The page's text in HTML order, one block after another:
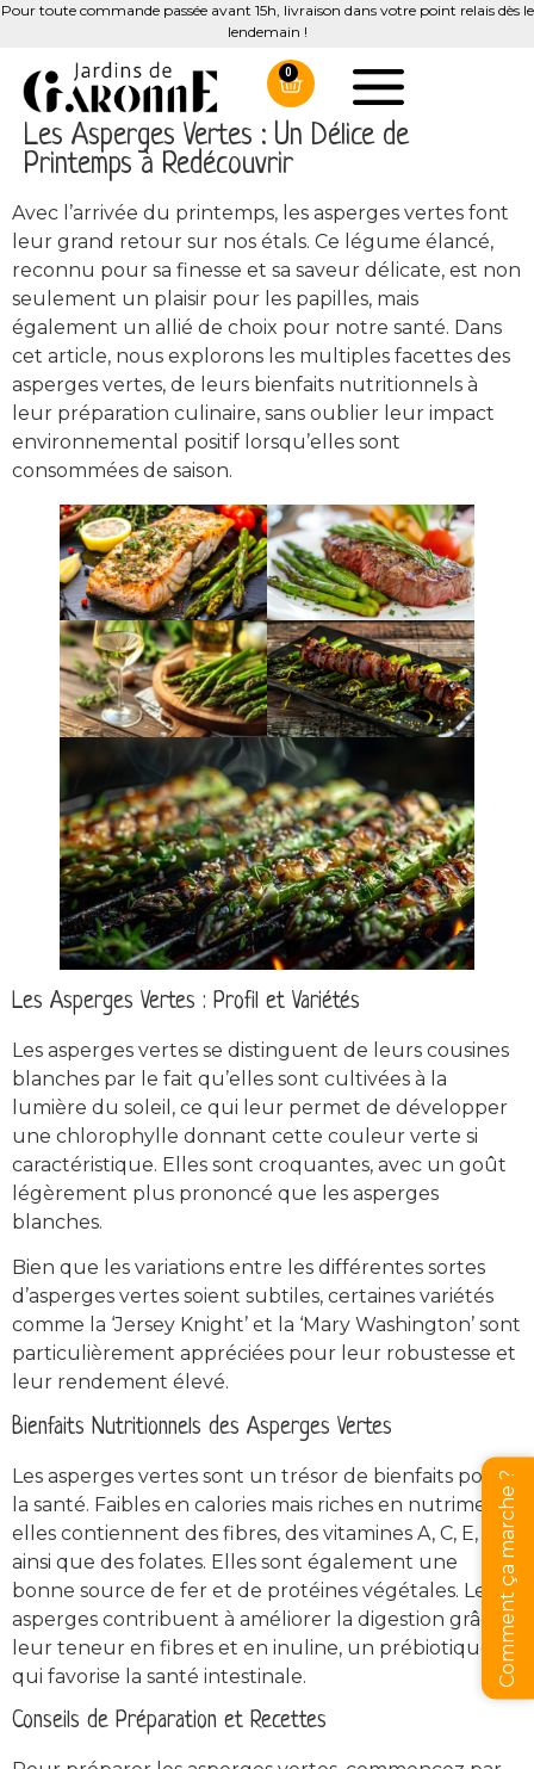
Pour toute commande passée avant 15h, livraison dans votre point relais dès le
lendemain !
0
Les Asperges Vertes : Un Délice de
Printemps à Redécouvrir
Avec l’arrivée du printemps, les asperges vertes font
leur grand retour sur nos étals. Ce légume élancé,
reconnu pour sa finesse et sa saveur délicate, est non
seulement un plaisir pour les papilles, mais
également un allié de choix pour notre santé. Dans
cet article, nous explorons les multiples facettes des
asperges vertes, de leurs bienfaits nutritionnels à
leur préparation culinaire, sans oublier leur impact
environnemental positif lorsqu’elles sont
consommées de saison.
Les Asperges Vertes : Profil et Variétés
Les asperges vertes se distinguent de leurs cousines
blanches par le fait qu’elles sont cultivées à la
lumière du soleil, ce qui leur permet de développer
une chlorophylle donnant cette couleur verte si
caractéristique. Elles sont croquantes, avec un goût
légèrement plus prononcé que les asperges
blanches.
Bien que les variations entre les différentes sortes
d’asperges vertes soient subtiles, certaines variétés
comme la ‘Jersey Knight’ et la ‘Mary Washington’ sont
particulièrement appréciées pour leur robustesse et
leur rendement élevé.
Bienfaits Nutritionnels des Asperges Vertes
Les asperges vertes sont un trésor de bienfaits pour
la santé. Faibles en calories mais riches en nutriments,
elles contiennent des fibres, des vitamines A, C, E, K,
ainsi que des folates. Elles sont également une
bonne source de fer et de protéines végétales. Les
asperges contribuent à améliorer la digestion grâce à
leur teneur en fibres et en inuline, un prébiotique
qui favorise la santé intestinale.
Conseils de Préparation et Recettes
Comment ça marche ?